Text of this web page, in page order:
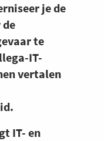
je de
te
IT-
vertalen
IT- en